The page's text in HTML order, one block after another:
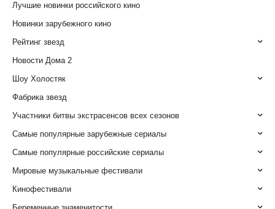
Лучшие новинки российского кино
Новинки зарубежного кино
Рейтинг звезд
Новости Дома 2
Шоу Холостяк
Фабрика звезд
Участники битвы экстрасенсов всех сезонов
Самые популярные зарубежные сериалы
Самые популярные российские сериалы
Мировые музыкальные фестивали
Кинофестивали